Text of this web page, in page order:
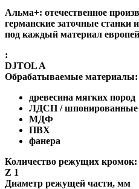
Альма+: отечественное
германские заточные станки
под каждый материал
:
DJTOL A
Обрабатываемые материалы:
древесина мягких пород
ЛДСП / шпонированные
МДФ
ПВХ
фанера
Количество режущих кромок:
Z 1
Диаметр режущей части, мм